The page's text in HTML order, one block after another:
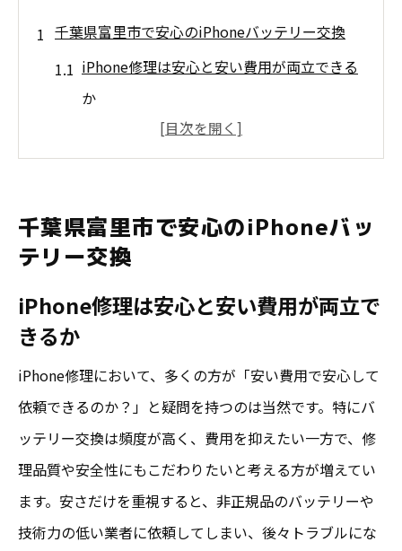
千葉県富里市で安心のiPhoneバッテリー交換
iPhone修理は安心と安い費用が両立できる
か
iPad修理も富里市で安心して依頼する方法
安くて安心なiPhone修理店の見分け方のコ
ツ
富里市でiPhoneバッテリー交換を安心して
安く交換したい人に役立つiPhone修理情報
iPhoneバッテリー交換を安く済ませるポイ
ント
iPad修理も安い価格を実現する選び方の工
夫
安心できるiPhone修理店の賢い比較方法
千葉県富里市で安心のiPhoneバッ
テリー交換
iPhone修理は安心と安い費用が両立で
きるか
iPhone修理において、多くの方が「安い費用で安心して
依頼できるのか？」と疑問を持つのは当然です。特にバ
ッテリー交換は頻度が高く、費用を抑えたい一方で、修
理品質や安全性にもこだわりたいと考える方が増えてい
ます。安さだけを重視すると、非正規品のバッテリーや
技術力の低い業者に依頼してしまい、後々トラブルにな